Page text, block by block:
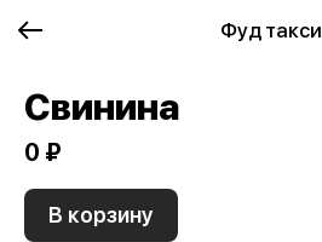
Фуд такси
Свинина
0 ₽
В корзину